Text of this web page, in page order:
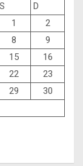
S
D
1
2
8
9
15
16
22
23
29
30